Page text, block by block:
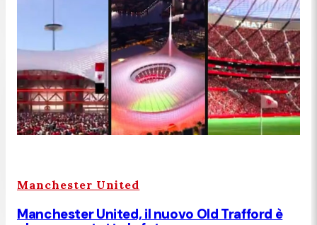
Manchester United
Manchester United, il nuovo Old Trafford è